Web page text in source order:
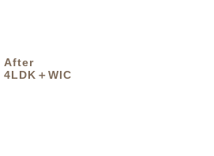
After
4LDK＋WIC